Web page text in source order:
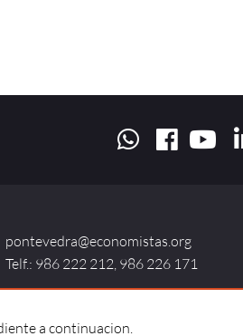
a continuacion.
pontevedra@economistas.org
Telf.: 986 222 212, 986 226 171